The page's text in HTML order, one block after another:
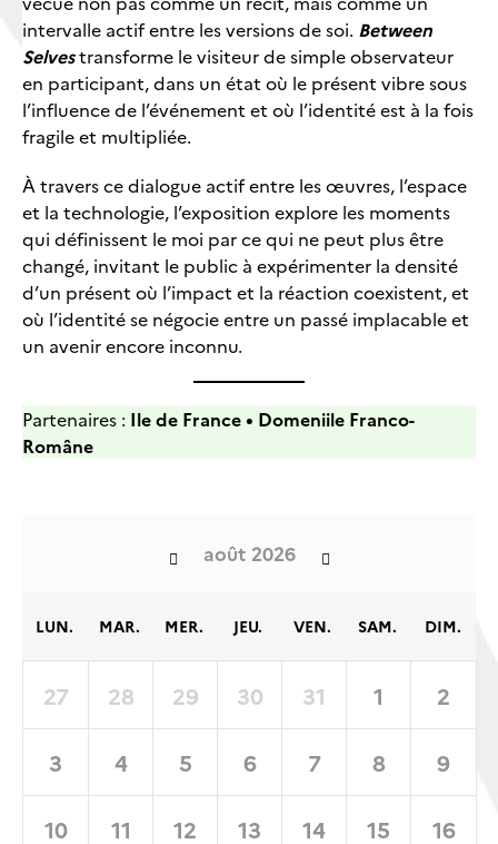
intervalle actif entre les versions de soi. Between
Selvestransforme le visiteur de simple observateur
en participant, dans un état où le présent vibre sous
l’influence de l’événement et où l’identité est à la fois
fragile et multipliée.
À travers ce dialogue actif entre les œuvres, l’espace
et la technologie, l’exposition explore les moments
qui définissent le moi par ce qui ne peut plus être
changé, invitant le public à expérimenter la densité
d’un présent où l’impact et la réaction coexistent, et
où l’identité se négocie entre un passé implacable et
un avenir encore inconnu.
Partenaires : Ile de France • Domeniile Franco-
Române
août 2026
LUN. MAR. MER. JEU. VEN. SAM. DIM.
27 28 29 30 31 1 2
3 4 5 6 7 8 9
10 11 12 13 14 15 16